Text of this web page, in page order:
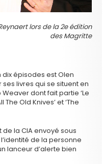
lors de la 2e édition
des Magritte
épisodes est Olen
livres qui se situent en
dont fait partie ‘Le
Old Knives’ et ‘The
de la CIA envoyé sous
de la personne
lanceur d’alerte bien